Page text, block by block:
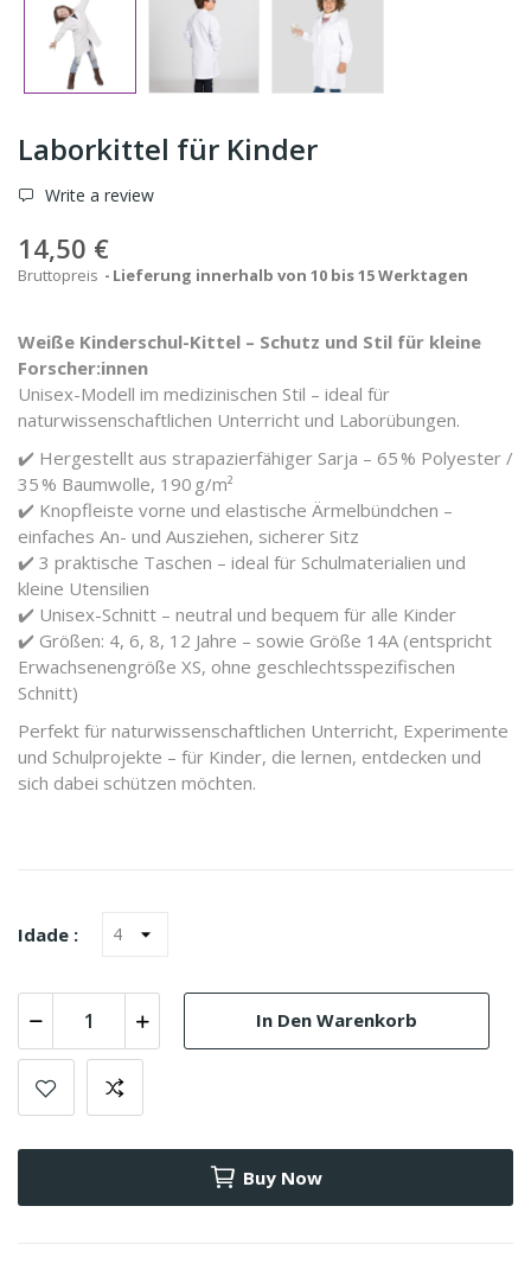
Laborkittel für Kinder
Write a review
14,50 €
Bruttopreis Lieferung innerhalb von 10 bis 15 Werktagen
Weiße Kinderschul-Kittel – Schutz und Stil für kleine
Forscher:innen
Unisex-Modell im medizinischen Stil – ideal für
naturwissenschaftlichen Unterricht und Laborübungen.
✔️ Hergestellt aus strapazierfähiger Sarja – 65 % Polyester /
35 % Baumwolle, 190 g/m²
✔️ Knopfleiste vorne und elastische Ärmelbündchen –
einfaches An- und Ausziehen, sicherer Sitz
✔️ 3 praktische Taschen – ideal für Schulmaterialien und
kleine Utensilien
✔️ Unisex-Schnitt – neutral und bequem für alle Kinder
✔️ Größen: 4, 6, 8, 12 Jahre – sowie Größe 14A (entspricht
Erwachsenengröße XS, ohne geschlechtsspezifischen
Schnitt)
Perfekt für naturwissenschaftlichen Unterricht, Experimente
und Schulprojekte – für Kinder, die lernen, entdecken und
sich dabei schützen möchten.
Idade :
In Den Warenkorb
Buy Now